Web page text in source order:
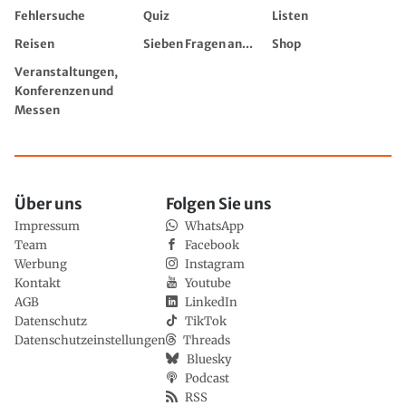
Fehlersuche
Quiz
Listen
Reisen
Sieben Fragen an...
Shop
Veranstaltungen,
Konferenzen und
Messen
Über uns
Impressum
Team
Werbung
Kontakt
AGB
Datenschutz
Datenschutzeinstellungen
Folgen Sie uns
WhatsApp
Facebook
Instagram
Youtube
LinkedIn
TikTok
Threads
Bluesky
Podcast
RSS